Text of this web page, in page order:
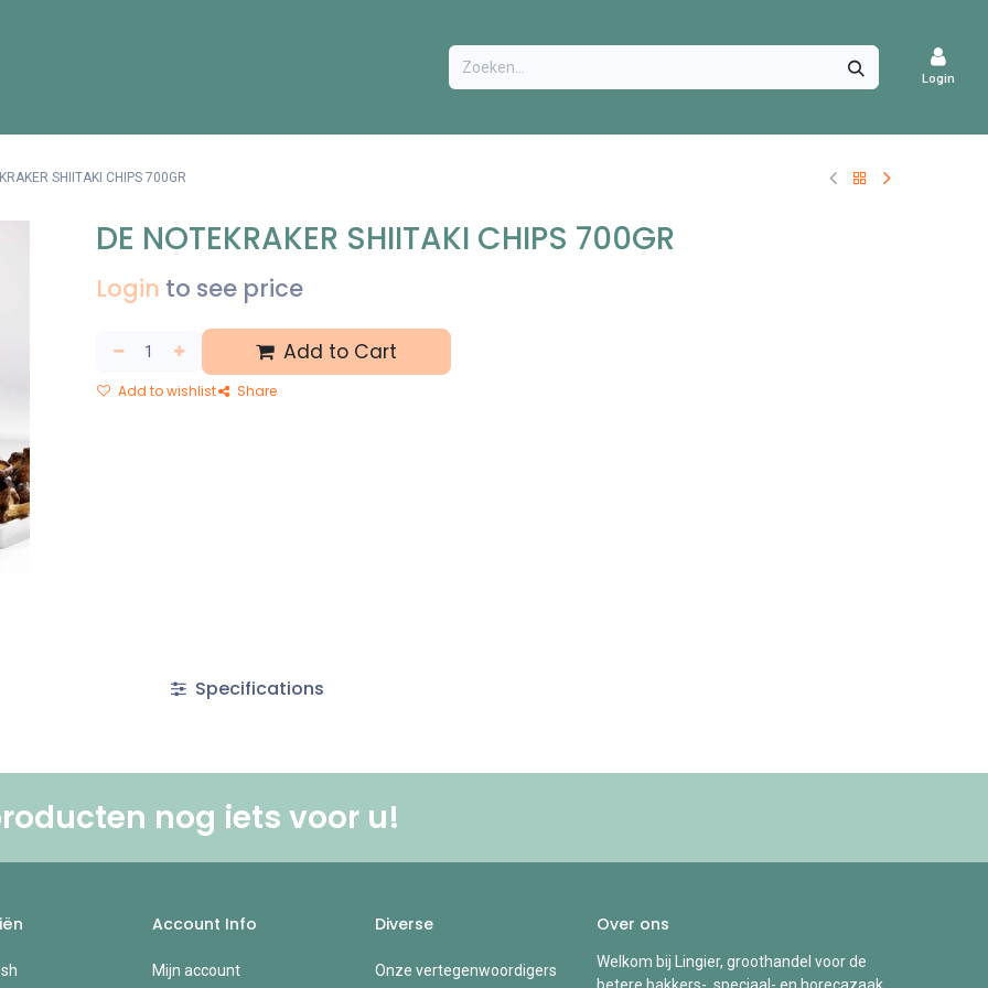
VACATURES
Login
SHIITAKI CHIPS 700GR
DE NOTEKRAKER SHIITAKI CHIPS 700GR
Login to see price
Add to Cart
Add to wishlist Share
Specifications
nog iets voor u!
Account Info
Mijn account
Diverse
Onze vertegenwoordigers
Over ons
Welkom bij Lingier, groothandel voor de